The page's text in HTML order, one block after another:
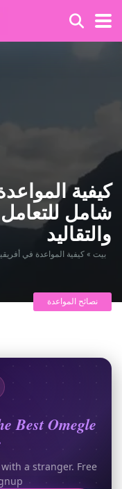
كيفية
شامل
والتقاليد
بيت » كيفية المواعدة في
نصائح المواعدة
Best Omegle
a stranger. Free